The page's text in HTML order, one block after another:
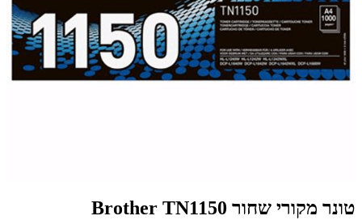
טונר מקורי שחור Brother TN1150